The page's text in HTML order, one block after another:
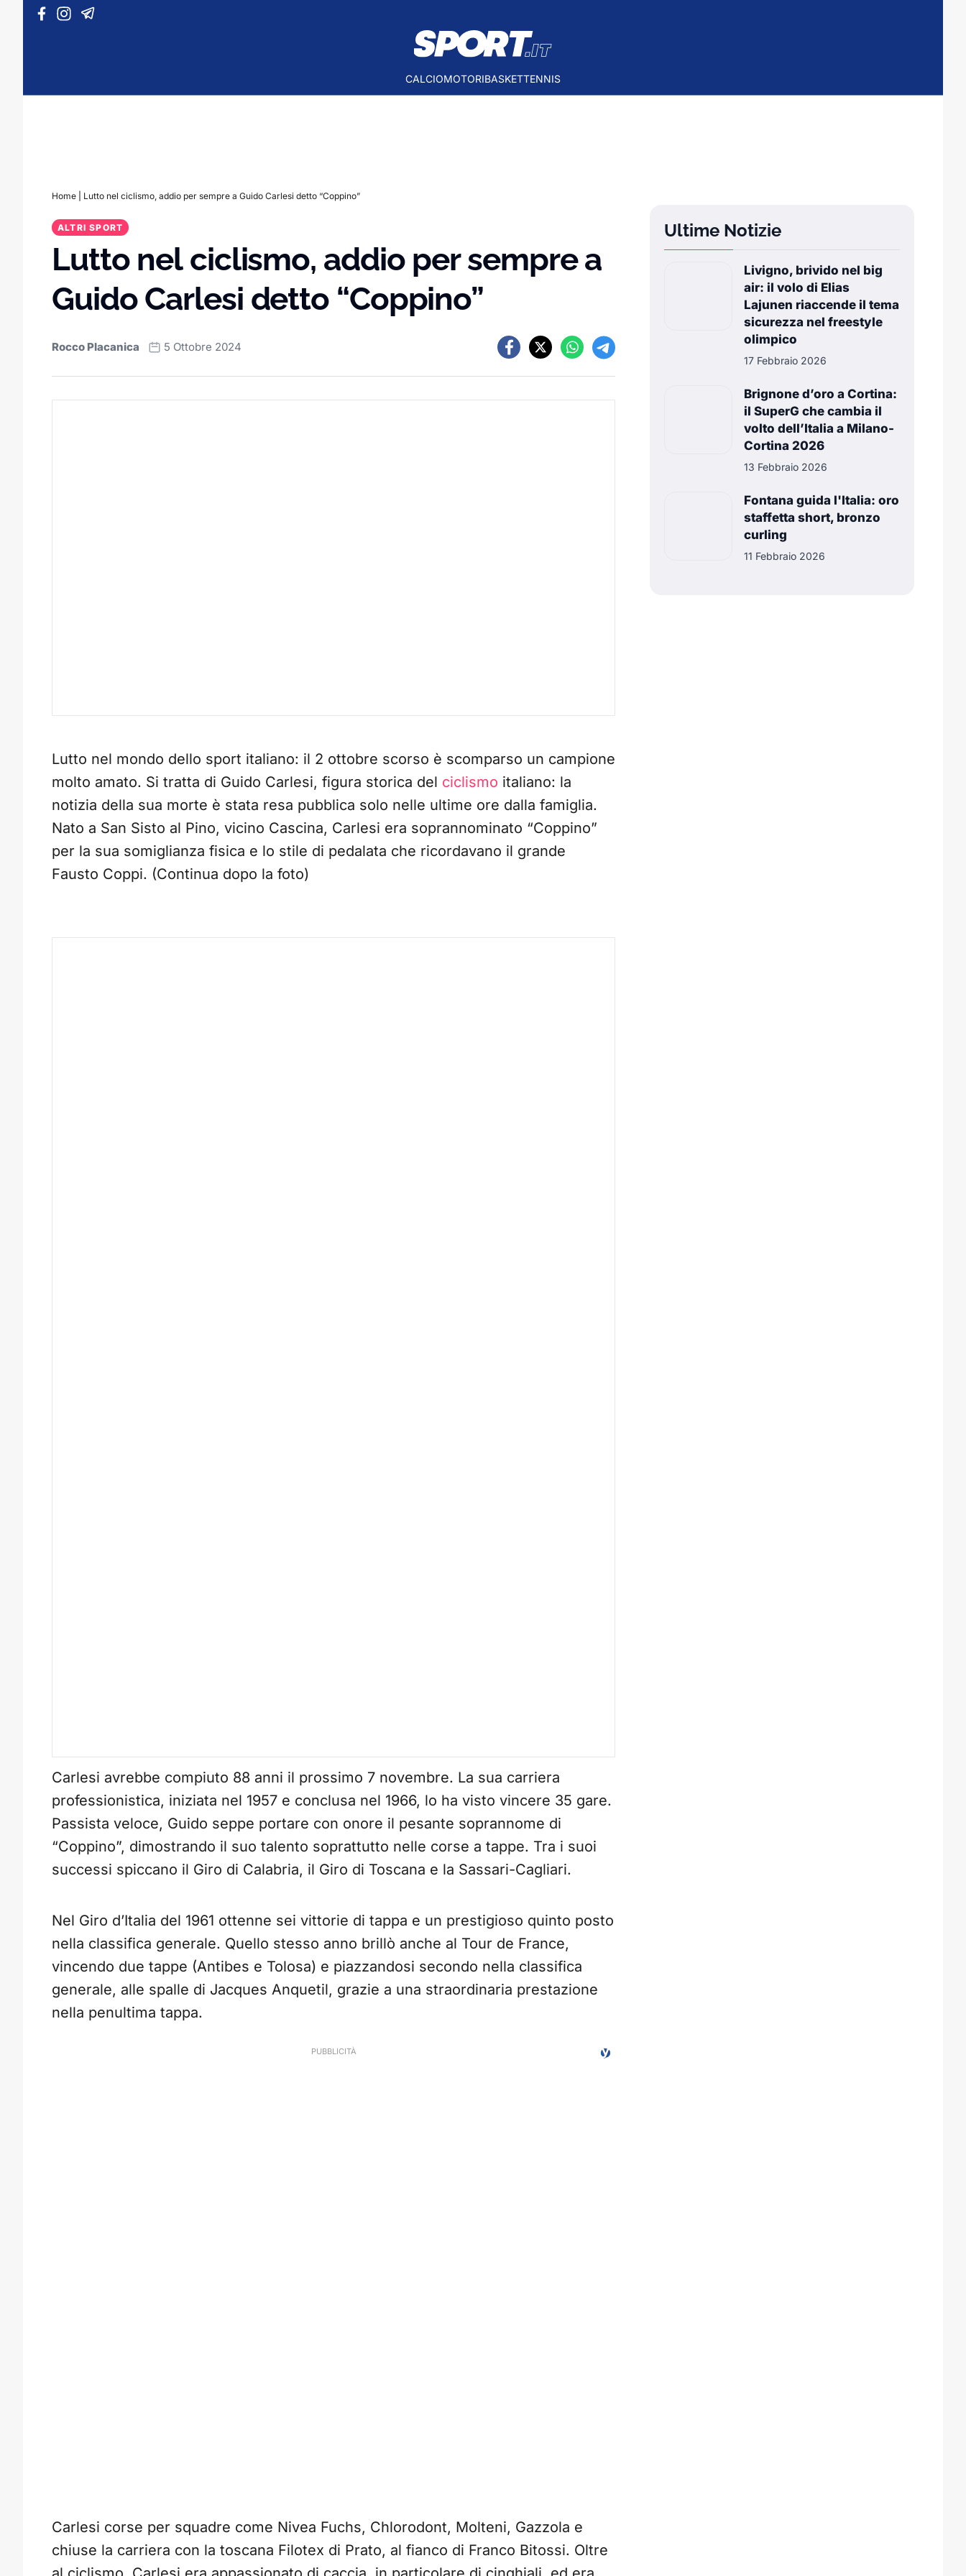
Vai al contenuto
CALCIOMOTORIBASKETTENNIS
Home Lutto nel ciclismo, addio per sempre a Guido Carlesi detto “Coppino”
ALTRI SPORT
Lutto nel ciclismo, addio per sempre a
Guido Carlesi detto “Coppino”
Rocco Placanica 5 Ottobre 2024
Lutto nel mondo dello sport italiano: il 2 ottobre scorso è scomparso un campione
molto amato. Si tratta di Guido Carlesi, figura storica del ciclismo italiano: la
notizia della sua morte è stata resa pubblica solo nelle ultime ore dalla famiglia.
Nato a San Sisto al Pino, vicino Cascina, Carlesi era soprannominato “Coppino”
per la sua somiglianza fisica e lo stile di pedalata che ricordavano il grande
Fausto Coppi. (Continua dopo la foto)
Carlesi avrebbe compiuto 88 anni il prossimo 7 novembre. La sua carriera
professionistica, iniziata nel 1957 e conclusa nel 1966, lo ha visto vincere 35 gare.
Passista veloce, Guido seppe portare con onore il pesante soprannome di
“Coppino”, dimostrando il suo talento soprattutto nelle corse a tappe. Tra i suoi
successi spiccano il Giro di Calabria, il Giro di Toscana e la Sassari-Cagliari.
Nel Giro d’Italia del 1961 ottenne sei vittorie di tappa e un prestigioso quinto posto
nella classifica generale. Quello stesso anno brillò anche al Tour de France,
vincendo due tappe (Antibes e Tolosa) e piazzandosi secondo nella classifica
generale, alle spalle di Jacques Anquetil, grazie a una straordinaria prestazione
nella penultima tappa.
Carlesi corse per squadre come Nivea Fuchs, Chlorodont, Molteni, Gazzola e
chiuse la carriera con la toscana Filotex di Prato, al fianco di Franco Bitossi. Oltre
Ultime Notizie
Livigno, brivido nel big
air: il volo di Elias
Lajunen riaccende il tema
sicurezza nel freestyle
olimpico
17 Febbraio 2026
Brignone d’oro a Cortina:
il SuperG che cambia il
volto dell’Italia a Milano-
Cortina 2026
13 Febbraio 2026
Fontana guida l'Italia: oro
staffetta short, bronzo
curling
11 Febbraio 2026